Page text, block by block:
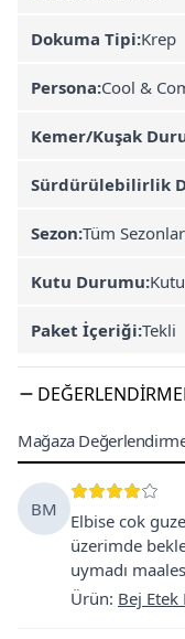
Dokuma Tipi:Krep
Persona:Cool &
Kemer/Kuşak
Sürdürülebilirlik
Sezon:Tüm Sezonlar
Kutu Durumu:
Paket İçeriği:Tekli
Mağaza
BM
Elbise cok
üzerimde
uymadı
Ürün: Bej Etek